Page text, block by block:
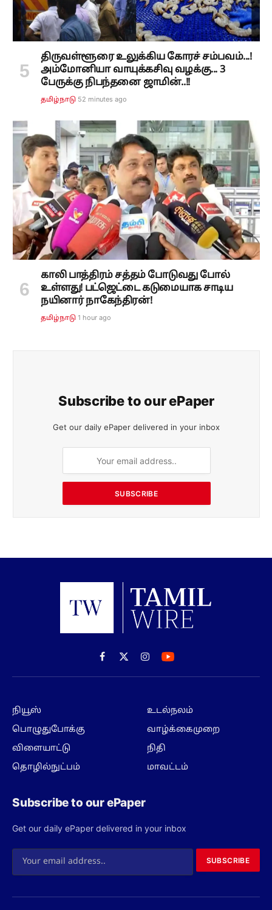
திருவள்ளூரை உலுக்கிய கோரச் சம்பவம்...!
அம்மோனியா வாயுக்கசிவு வழக்கு... 3
பேருக்கு நிபந்தனை ஜாமின்..!!
தமிழ்நாடு 52 minutes ago
காலி பாத்திரம் சத்தம் போடுவது போல்
உள்ளது! பட்ஜெட்டை கடுமையாக சாடிய
நயினார் நாகேந்திரன்!
தமிழ்நாடு 1 hour ago
Subscribe to our ePaper
Get our daily ePaper delivered in your inbox
SUBSCRIBE
Facebook
X
(Twitter)
Instagram
நியூஸ்
பொழுதுபோக்கு
விளையாட்டு
தொழில்நுட்பம்
உடல்நலம்
வாழ்க்கைமுறை
நிதி
மாவட்டம்
Subscribe to our ePaper
Get our daily ePaper delivered in your inbox
SUBSCRIBE